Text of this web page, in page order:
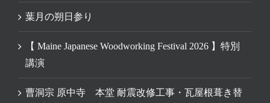
葉月の朔日参り
【 Maine Japanese Woodworking Festival 2026 】特別
講演
曹洞宗 原中寺 本堂 耐震改修工事・瓦屋根葺き替